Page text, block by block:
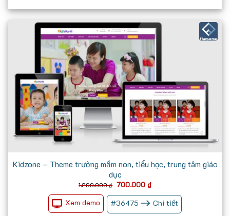
Kidzone – Theme trường mầm non, tiểu học, trung tâm giáo
dục
1.200.000₫ Giá
là:
1.200.000 ₫.
700.000 ₫Giá
hiện
tại
là:
700.000 ₫.
Xem demo #36475 Chi tiết